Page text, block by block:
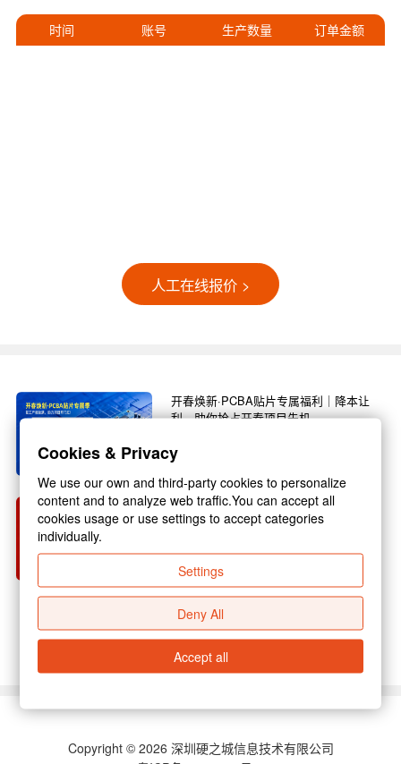
时间 账号 生产数量 订单金额
人工在线报价 >
开春焕新·PCBA贴片专属福利｜降本让
利，助你抢占开春项目先机
旺季，也是电子行业新项目启动的关键节点！不
硬之城 2026 年春节放假通知
期期间业务衔接顺畅，结合国家放假规定与公司
实际运营安排，现...
查看更多 >
Copyright © 2026 深圳硬之城信息技术有限公司
Cookies & Privacy
We use our own and third-party cookies to personalize
content and to analyze web traffic.You can accept all
cookies usage or use settings to accept categories
individually.
Settings
Deny All
Accept all